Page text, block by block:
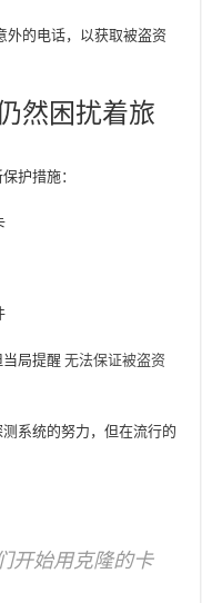
外的电话，以获取被盗资
然困扰着旅
护措施：
当局提醒无法保证被盗资
系统的努力，但在流行的
开始用克隆的卡